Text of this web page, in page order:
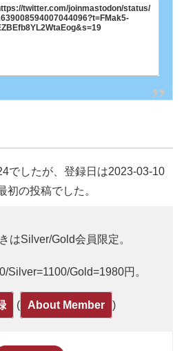
twitter.com/joinmastodon/status/
でしたが、登録日は2023-03-10
初の投稿でした。
はSilver/Gold会員限定。
Silver=1100/Gold=1980円。
( About Member )